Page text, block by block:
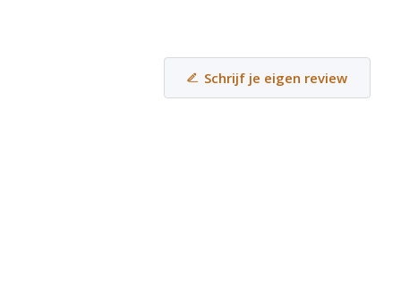
Schrijf je eigen review